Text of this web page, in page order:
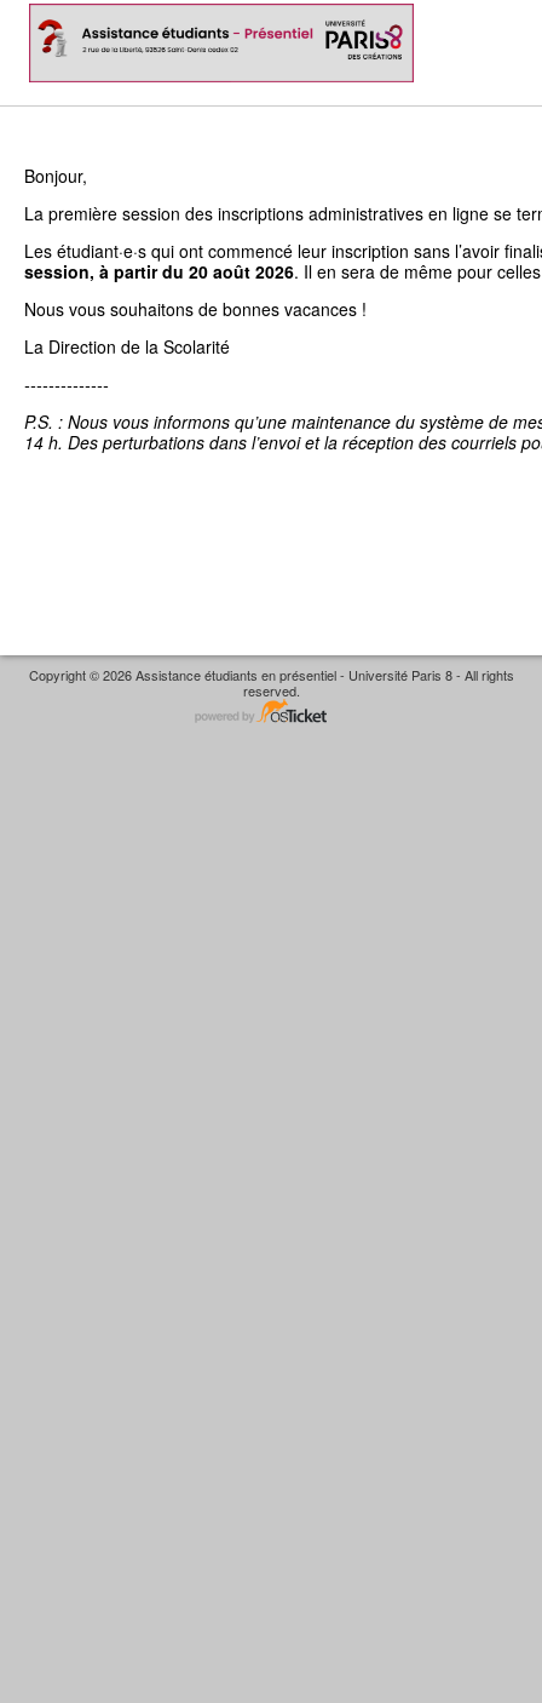
Bonjour,
La première session des inscriptions administratives en ligne se
Les étudiant·e·s qui ont commencé leur inscription sans l’avoir
session, à partir du 20 août 2026. Il en sera de même pour
Nous vous souhaitons de bonnes vacances !
La Direction de la Scolarité
--------------
P.S. : Nous vous informons qu’une maintenance du système de
14 h. Des perturbations dans l’envoi et la réception des courriels
Copyright © 2026 Assistance étudiants en présentiel - Université Paris 8 - All rights
reserved.